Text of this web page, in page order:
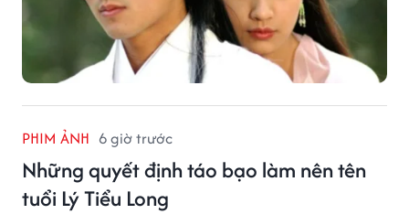
PHIM ẢNH 6 giờ trước
Những quyết định táo bạo làm nên tên
tuổi Lý Tiểu Long